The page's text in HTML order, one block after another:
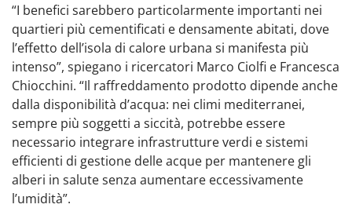
“I benefici sarebbero particolarmente importanti nei
quartieri più cementificati e densamente abitati, dove
l’effetto dell’isola di calore urbana si manifesta più
intenso”, spiegano i ricercatori Marco Ciolfi e Francesca
Chiocchini. “Il raffreddamento prodotto dipende anche
dalla disponibilità d’acqua: nei climi mediterranei,
sempre più soggetti a siccità, potrebbe essere
necessario integrare infrastrutture verdi e sistemi
efficienti di gestione delle acque per mantenere gli
alberi in salute senza aumentare eccessivamente
l’umidità”.